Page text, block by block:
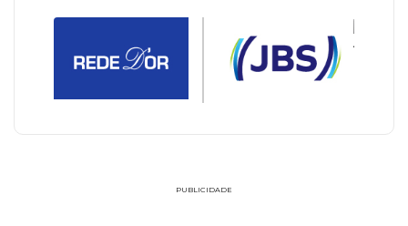
PUBLICIDADE